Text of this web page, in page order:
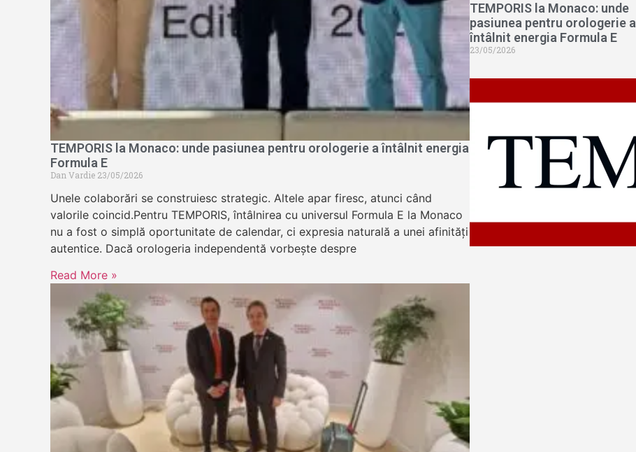
TEMPORIS la Monaco: unde pasiunea pentru orologerie a întâlnit energia
Formula E
Dan Vardie 23/05/2026
Unele colaborări se construiesc strategic. Altele apar firesc, atunci când
valorile coincid.Pentru TEMPORIS, întâlnirea cu universul Formula E la Monaco
nu a fost o simplă oportunitate de calendar, ci expresia naturală a unei afinități
autentice. Dacă orologeria independentă vorbește despre
Read More »
TEMPORIS la Monaco: unde
pasiunea pentru orologerie a
întâlnit energia Formula E
23/05/2026